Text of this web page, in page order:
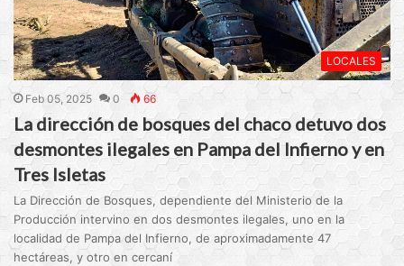
LOCALES
Feb 05, 2025 0 66
La dirección de bosques del chaco detuvo dos
desmontes ilegales en Pampa del Infierno y en
Tres Isletas
La Dirección de Bosques, dependiente del Ministerio de la
Producción intervino en dos desmontes ilegales, uno en la
localidad de Pampa del Infierno, de aproximadamente 47
hectáreas, y otro en cercaní